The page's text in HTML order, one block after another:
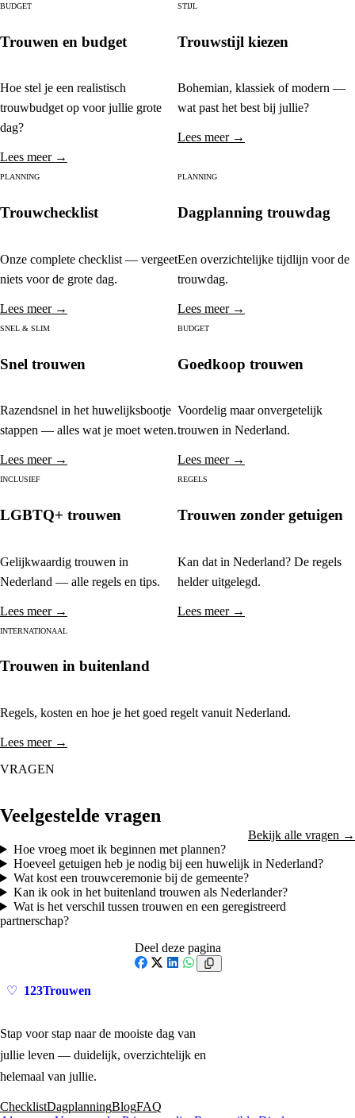
BUDGET
Trouwen en budget
Hoe stel je een realistisch
trouwbudget op voor jullie grote
dag?
Lees meer →
STIJL
Trouwstijl kiezen
Bohemian, klassiek of modern —
wat past het best bij jullie?
Lees meer →
PLANNING
Trouwchecklist
Onze complete checklist — vergeet
niets voor de grote dag.
Lees meer →
PLANNING
Dagplanning trouwdag
Een overzichtelijke tijdlijn voor de
trouwdag.
Lees meer →
SNEL & SLIM
Snel trouwen
Razendsnel in het huwelijksbootje
stappen — alles wat je moet weten.
Lees meer →
BUDGET
Goedkoop trouwen
Voordelig maar onvergetelijk
trouwen in Nederland.
Lees meer →
INCLUSIEF
LGBTQ+ trouwen
Gelijkwaardig trouwen in
Nederland — alle regels en tips.
Lees meer →
REGELS
Trouwen zonder getuigen
Kan dat in Nederland? De regels
helder uitgelegd.
Lees meer →
INTERNATIONAAL
Trouwen in buitenland
Regels, kosten en hoe je het goed regelt vanuit Nederland.
Lees meer →
VRAGEN
Veelgestelde vragen
Bekijk alle vragen →
Hoe vroeg moet ik beginnen met plannen?
Hoeveel getuigen heb je nodig bij een huwelijk in Nederland?
Wat kost een trouwceremonie bij de gemeente?
Kan ik ook in het buitenland trouwen als Nederlander?
Wat is het verschil tussen trouwen en een geregistreerd
partnerschap?
Deel deze pagina
♡ 123Trouwen
Stap voor stap naar de mooiste dag van
jullie leven — duidelijk, overzichtelijk en
helemaal van jullie.
ChecklistDagplanningBlogFAQ